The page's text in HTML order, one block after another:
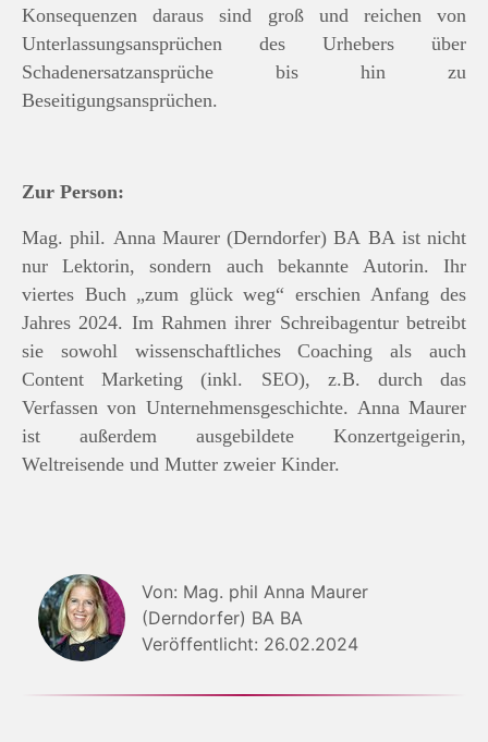
Konsequenzen daraus sind groß und reichen von
Unterlassungsansprüchen des Urhebers über
Schadenersatzansprüche bis hin zu
Beseitigungsansprüchen.
Zur Person:
Mag. phil. Anna Maurer (Derndorfer) BA BA ist nicht
nur Lektorin, sondern auch bekannte Autorin. Ihr
viertes Buch „zum glück weg“ erschien Anfang des
Jahres 2024. Im Rahmen ihrer Schreibagentur betreibt
sie sowohl wissenschaftliches Coaching als auch
Content Marketing (inkl. SEO), z.B. durch das
Verfassen von Unternehmensgeschichte. Anna Maurer
ist außerdem ausgebildete Konzertgeigerin,
Weltreisende und Mutter zweier Kinder.
Von: Mag. phil Anna Maurer
(Derndorfer) BA BA
Veröffentlicht: 26.02.2024